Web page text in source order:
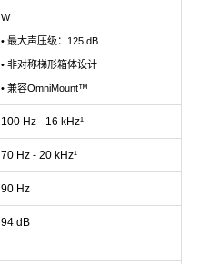
W
• 最大声压级：125 dB
• 非对称梯形箱体设计
• 兼容OmniMount™
100 Hz - 16 kHz¹
70 Hz - 20 kHz¹
90 Hz
94 dB